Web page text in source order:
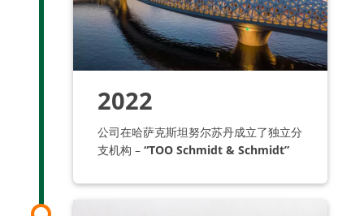
2022
公司在哈萨克斯坦努尔苏丹成立了独立分
支机构 – “TOO Schmidt & Schmidt”